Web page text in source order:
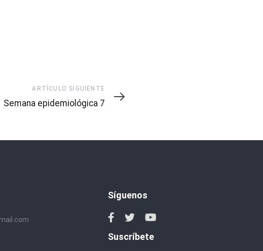
Artículo
Siguiente
ARTÍCULO SIGUIENTE
Semana epidemiológica 7
Síguenos
Suscríbete